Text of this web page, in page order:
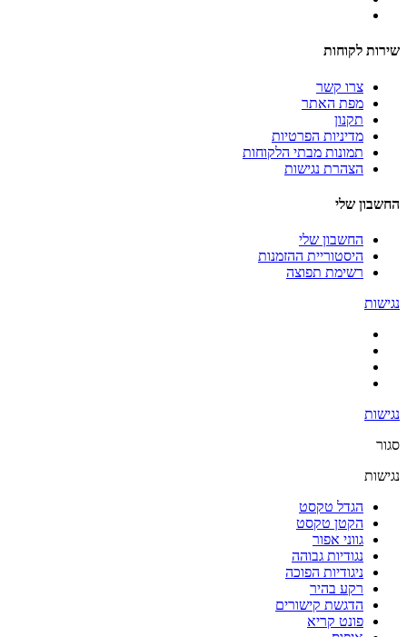
שירות לקוחות
צרו קשר
מפת האתר
תקנון
מדיניות הפרטיות
תמונות מבתי הלקוחות
הצהרת נגישות
החשבון שלי
החשבון שלי
היסטוריית ההזמנות
רשימת תפוצה
נגישות
נגישות
סגור
נגישות
הגדל טקסט
הקטן טקסט
גווני אפור
נגודיות גבוהה
ניגודיות הפוכה
רקע בהיר
הדגשת קישורים
פונט קריא